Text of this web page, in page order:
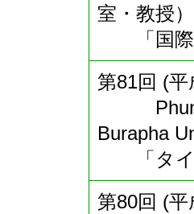
室・教授）
「国際
第81回 (平
Burapha
「タイ
第80回 (平